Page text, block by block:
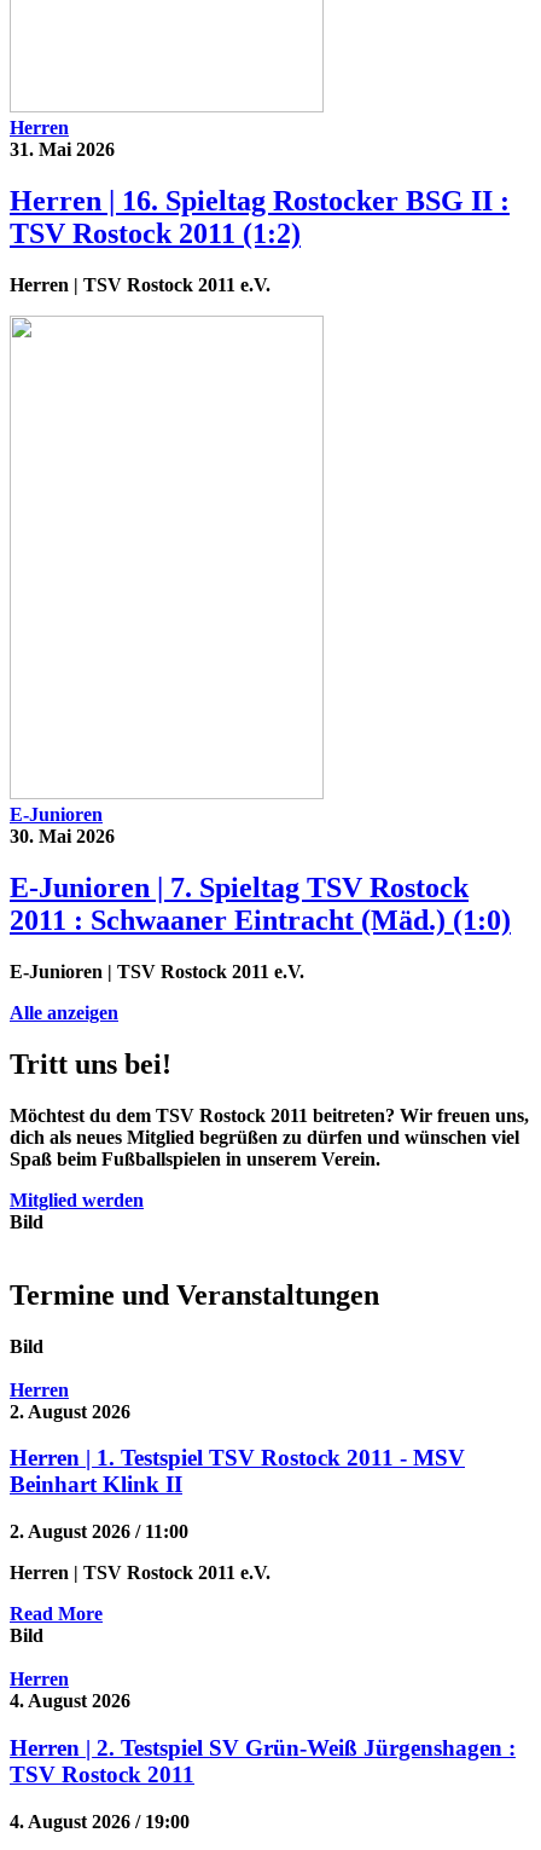
Herren
31. Mai 2026
Herren | 16. Spieltag Rostocker BSG II :
TSV Rostock 2011 (1:2)
Herren | TSV Rostock 2011 e.V.
E-Junioren
30. Mai 2026
E-Junioren | 7. Spieltag TSV Rostock
2011 : Schwaaner Eintracht (Mäd.) (1:0)
E-Junioren | TSV Rostock 2011 e.V.
Alle anzeigen
Tritt uns bei!
Möchtest du dem TSV Rostock 2011 beitreten? Wir freuen uns,
dich als neues Mitglied begrüßen zu dürfen und wünschen viel
Spaß beim Fußballspielen in unserem Verein.
Mitglied werden
Bild
Termine und Veranstaltungen
Bild
Herren
2. August 2026
Herren | 1. Testspiel TSV Rostock 2011 - MSV
Beinhart Klink II
2. August 2026 / 11:00
Herren | TSV Rostock 2011 e.V.
Read More
Bild
Herren
4. August 2026
Herren | 2. Testspiel SV Grün-Weiß Jürgenshagen :
TSV Rostock 2011
4. August 2026 / 19:00